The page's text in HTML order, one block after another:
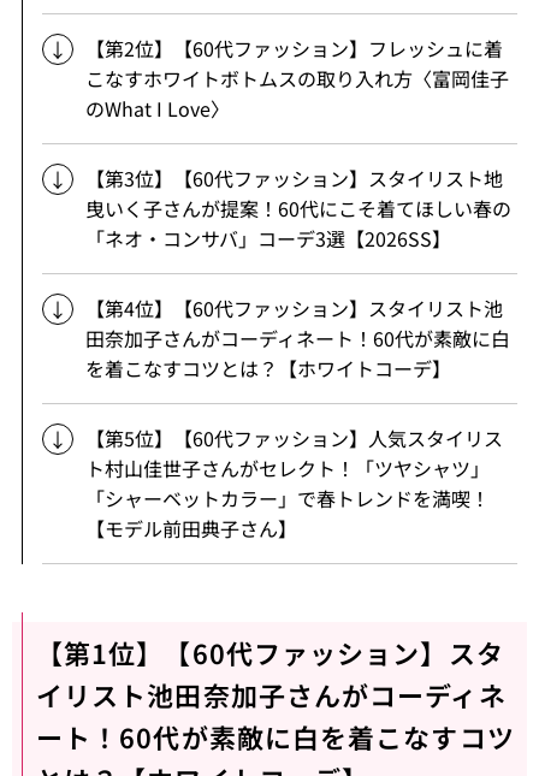
【第2位】【60代ファッション】フレッシュに着
こなすホワイトボトムスの取り入れ方〈富岡佳子
のWhat I Love〉
【第3位】【60代ファッション】スタイリスト地
曳いく子さんが提案！60代にこそ着てほしい春の
「ネオ・コンサバ」コーデ3選【2026SS】
【第4位】【60代ファッション】スタイリスト池
田奈加子さんがコーディネート！60代が素敵に白
を着こなすコツとは？【ホワイトコーデ】
【第5位】【60代ファッション】人気スタイリス
ト村山佳世子さんがセレクト！「ツヤシャツ」
「シャーベットカラー」で春トレンドを満喫！
【モデル前田典子さん】
【第1位】【60代ファッション】スタ
イリスト池田奈加子さんがコーディネ
ート！60代が素敵に白を着こなすコツ